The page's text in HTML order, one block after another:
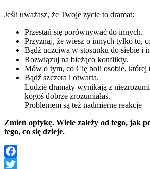
Jeśli uważasz, że Twoje życie to dramat:
Przestań się porównywać do innych.
Przyznaj, że wiesz o innych tylko to,
Bądź uczciwa w stosunku do siebie i
Rozwiązuj na bieżąco konflikty.
Mów o tym, co Cię boli osobie, której
Bądź szczera i otwarta.
Ludzie dramaty wynikają z
kogoś dobrze zrozumiałaś.
Problemem są też nadmierne reakcje
Zmień optykę. Wiele zależy od tego, jak
tego, co się dzieje.
Facebook